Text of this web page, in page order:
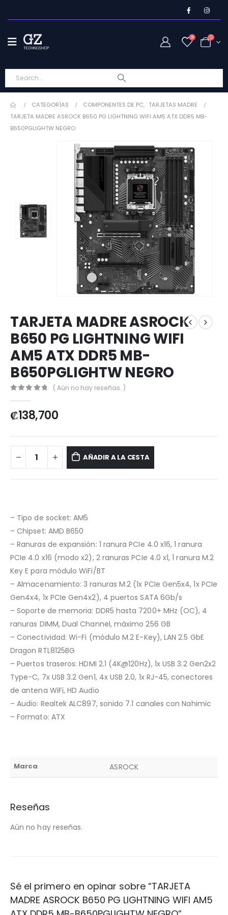
0
CATEGORÍAS COMPONENTES DE PC, TARJETAS MADRE
TARJETA MADRE ASROCK B650 PG LIGHTNING WIFI AM5 ATX DDR5 MB-
B650PGLIGHTW NEGRO
TARJETA MADRE ASROCK
B650 PG LIGHTNING WIFI
AM5 ATX DDR5 MB-
B650PGLIGHTW NEGRO
( Aún no hay reseñas. )
₡138,700
AÑADIR A LA CESTA
– Tipo de socket: AM5
– Chipset: AMD B650
– Ranuras de expansión: 1 ranura PCIe 4.0 x16, 1 ranura
PCIe 4.0 x16 (modo x2), 2 ranuras PCIe 4.0 x1, 1 ranura M.2
Key E para módulo WiFi/BT
– Almacenamiento: 3 ranuras M.2 (1x PCIe Gen5x4, 1x PCIe
Gen4x4, 1x PCIe Gen4x2), 4 puertos SATA 6Gb/s
– Soporte de memoria: DDR5 hasta 7200+ MHz (OC), 4
ranuras DIMM, Dual Channel, máximo 256 GB
– Conectividad: Wi-Fi (módulo M.2 E-Key), LAN 2.5 GbE
Dragon RTL8125BG
– Puertos traseros: HDMI 2.1 (4K@120Hz), 1x USB 3.2 Gen2x2
Type-C, 7x USB 3.2 Gen1, 4x USB 2.0, 1x RJ-45, conectores
de antena WiFi, HD Audio
– Audio: Realtek ALC897, sonido 7.1 canales con Nahimic
– Formato: ATX
Marca ASROCK
Reseñas
Aún no hay reseñas.
Sé el primero en opinar sobre “TARJETA
MADRE ASROCK B650 PG LIGHTNING WIFI AM5